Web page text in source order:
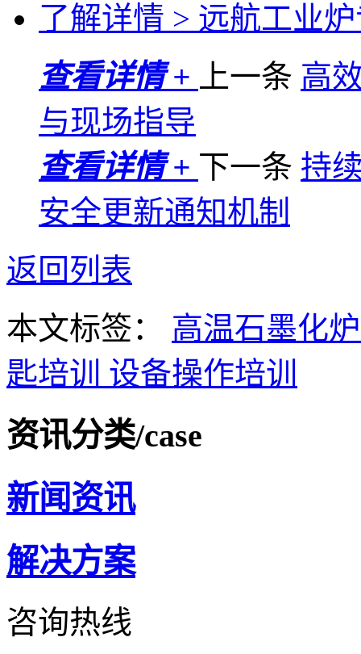
了解详情 > 远航工业
查看详情 +
上一条 高
与现场指导
查看详情 + 下一条 持
安全更新通知机制
返回列表
本文标签： 高温石墨化
匙培训 设备操作培训
资讯分类/case
新闻资讯
解决方案
咨询热线